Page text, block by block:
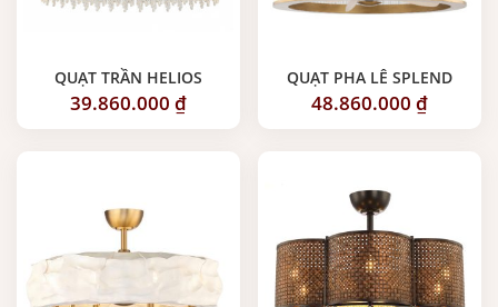
QUẠT TRẦN HELIOS
39.860.000 ₫
QUẠT PHA LÊ SPLEND
48.860.000 ₫